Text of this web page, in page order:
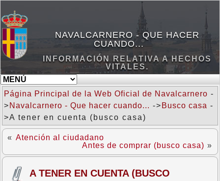
NAVALCARNERO - QUE HACER
CUANDO...
INFORMACIÓN RELATIVA A HECHOS
VITALES.
Página Principal de la Web Oficial de Navalcarnero -
> Navalcarnero - Que hacer cuando... -> Busco casa -
>A tener en cuenta (busco casa)
« Atención al ciudadano
Antes de comprar (busco casa) »
A TENER EN CUENTA (BUSCO